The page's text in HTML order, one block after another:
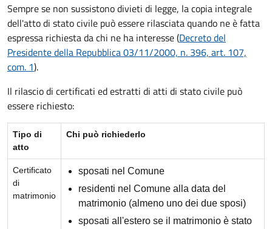
Sempre se non sussistono divieti di legge, la copia integrale
dell'atto di stato civile può essere rilasciata quando ne è fatta
espressa richiesta da chi ne ha interesse (Decreto del
Presidente della Repubblica 03/11/2000, n. 396, art. 107,
com. 1).
Il rilascio di certificati ed estratti di atti di stato civile può
essere richiesto:
Tipo di
atto
Chi può richiederlo
Certificato
di
matrimonio
sposati nel Comune
residenti nel Comune alla data del
matrimonio (almeno uno dei due sposi)
sposati all'estero se il matrimonio è stato